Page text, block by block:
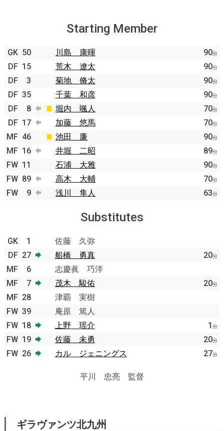
Starting Member
GK 50 川島 康暉 90分
DF 15 荒木 遼太 90分
DF 3 菊地 脩太 90分
DF 35 千葉 和彦 90分
DF 8 堀内 颯人 70分
DF 17 加藤 悠馬 70分
MF 46 池田 廉 90分
MF 16 井堀 二昭 89分
FW 11 石浦 大雅 90分
FW 89 高木 大輔 70分
FW 9 浅川 隼人 63分
Substitutes
GK 1
佐藤 久弥
DF 27 船橋 勇真 20分
MF 6
志慶眞 巧洋
MF
7 茂木 駿佑 20分
MF 28
津覇 実樹
FW 39
庵原 篤人
FW 18 上野 瑶介 1 分
FW 19 佐藤 未勇 20分
FW 26 カル ジェニングス 27分
平川 忠亮 監督
ギラヴァンツ北九州